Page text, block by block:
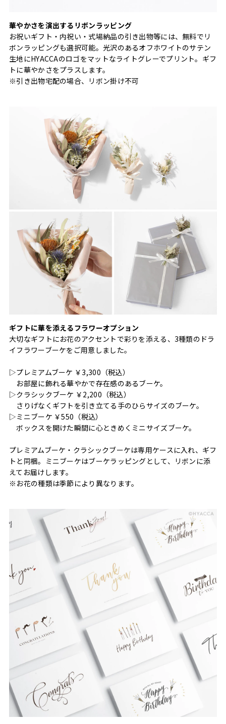
華やかさを演出するリボンラッピング
お祝いギフト・内祝い・式場納品の引き出物等には、無料でリ
ボンラッピングも選択可能。光沢のあるオフホワイトのサテン
生地にHYACCAのロゴをマットなライトグレーでプリント。ギフ
トに華やかさをプラスします。
※引き出物宅配の場合、リボン掛け不可
ギフトに華を添えるフラワーオプション
大切なギフトにお花のアクセントで彩りを添える、3種類のドラ
イフラワーブーケをご用意しました。
▷プレミアムブーケ ￥3,300（税込）
お部屋に飾れる華やかで存在感のあるブーケ。
▷クラシックブーケ ￥2,200（税込）
さりげなくギフトを引き立てる手のひらサイズのブーケ。
▷ミニブーケ ￥550（税込）
ボックスを開けた瞬間に心ときめくミニサイズブーケ。
プレミアムブーケ・クラシックブーケは専用ケースに入れ、ギフ
トと同梱。ミニブーケはブーケラッピングとして、リボンに添
えてお届けします。
※お花の種類は季節により異なります。